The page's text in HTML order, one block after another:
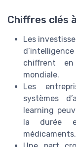
Chiffres clés
Les
chiffrent
mondiale.
Les
systèmes
learning
la durée
médicaments.